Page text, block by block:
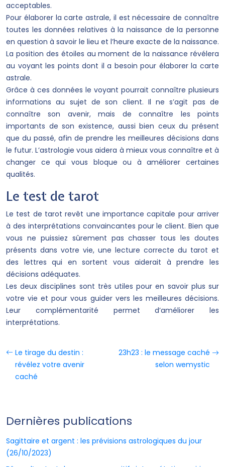
acceptables.
Pour élaborer la carte astrale, il est nécessaire de connaître
toutes les données relatives à la naissance de la personne
en question à savoir le lieu et l’heure exacte de la naissance.
La position des étoiles au moment de la naissance révélera
au voyant les points dont il a besoin pour élaborer la carte
astrale.
Grâce à ces données le voyant pourrait connaître plusieurs
informations au sujet de son client. Il ne s’agit pas de
connaître son avenir, mais de connaître les points
importants de son existence, aussi bien ceux du présent
que du passé, afin de prendre les meilleures décisions dans
le futur. L’astrologie vous aidera à mieux vous connaître et à
changer ce qui vous bloque ou à améliorer certaines
qualités.
Le test de tarot
Le test de tarot revêt une importance capitale pour arriver
à des interprétations convaincantes pour le client. Bien que
vous ne puissiez sûrement pas chasser tous les doutes
présents dans votre vie, une lecture correcte du tarot et
des lettres qui en sortent vous aiderait à prendre les
décisions adéquates.
Les deux disciplines sont très utiles pour en savoir plus sur
votre vie et pour vous guider vers les meilleures décisions.
Leur complémentarité permet d’améliorer les
interprétations.
Le tirage du destin :
révélez votre avenir
caché
23h23 : le message caché
selon wemystic
Dernières publications
Sagittaire et argent : les prévisions astrologiques du jour
(26/10/2023)